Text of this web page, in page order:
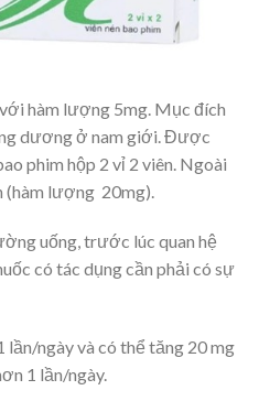
hàm lượng 5mg. Mục đích
dương ở nam giới. Được
phim hộp 2 vỉ 2 viên. Ngoài
(hàm lượng 20mg).
uống, trước lúc quan hệ
có tác dụng cần phải có sự
lần/ngày và có thể tăng 20 mg
1 lần/ngày.